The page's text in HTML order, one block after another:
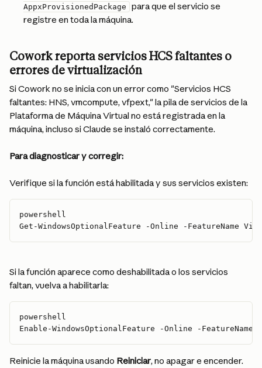
AppxProvisionedPackage
para que el servicio se
registre en toda la máquina.
Cowork reporta servicios HCS faltantes o
errores de virtualización
Si Cowork no se inicia con un error como "Servicios HCS
faltantes: HNS, vmcompute, vfpext," la pila de servicios de la
Plataforma de Máquina Virtual no está registrada en la
máquina, incluso si Claude se instaló correctamente.
Para diagnosticar y corregir:
Verifique si la función está habilitada y sus servicios existen:
powershell
Get-WindowsOptionalFeature -Online -FeatureName
Si la función aparece como deshabilitada o los servicios
faltan, vuelva a habilitarla:
powershell
Enable-WindowsOptionalFeature -Online -
Reinicie la máquina usando Reiniciar, no apagar e encender.